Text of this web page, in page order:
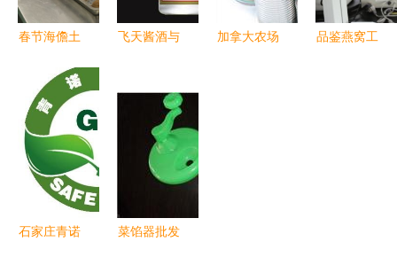
春节海儋土
统年货与酒
类市场同迎
消费热潮
飞天酱酒与
在3158创
业信息网开
启酒类经营
新篇章
加拿大农场
品鉴燕窝工
石家庄青诺
菜馅器批发